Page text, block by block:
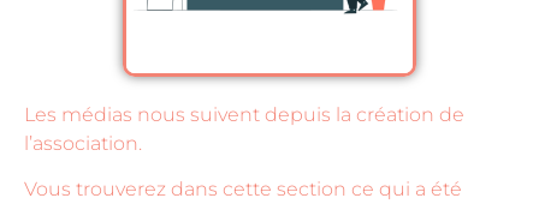
Les médias nous suivent depuis la création de
l’association.
Vous trouverez dans cette section ce qui a été